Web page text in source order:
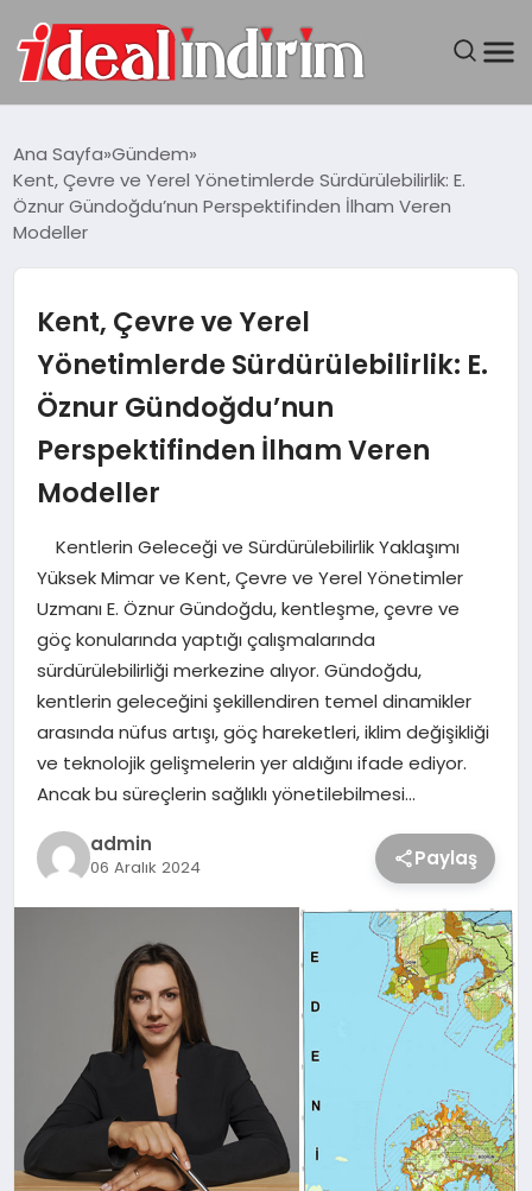
BILGISAYAR
SEYAHAT
TEKNOLOJI
YAŞAM
Ana Sayfa Gündem
Kent, Çevre ve Yerel Yönetimlerde Sürdürülebilirlik: E.
Öznur Gündoğdu’nun Perspektifinden İlham Veren
Modeller
Kent, Çevre ve Yerel
Yönetimlerde Sürdürülebilirlik: E.
Öznur Gündoğdu’nun
Perspektifinden İlham Veren
Modeller
Kentlerin Geleceği ve Sürdürülebilirlik Yaklaşımı
Yüksek Mimar ve Kent, Çevre ve Yerel Yönetimler
Uzmanı E. Öznur Gündoğdu, kentleşme, çevre ve
göç konularında yaptığı çalışmalarında
sürdürülebilirliği merkezine alıyor. Gündoğdu,
kentlerin geleceğini şekillendiren temel dinamikler
arasında nüfus artışı, göç hareketleri, iklim değişikliği
ve teknolojik gelişmelerin yer aldığını ifade ediyor.
Ancak bu süreçlerin sağlıklı yönetilebilmesi…
admin
06 Aralık 2024 Paylaş